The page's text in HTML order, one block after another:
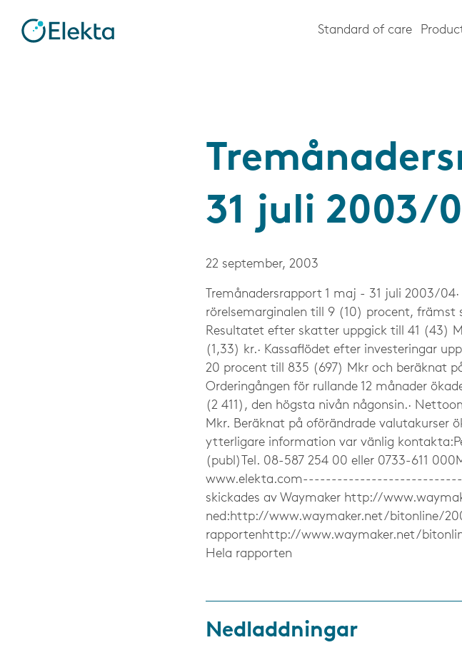
Standard of care
31 juli 2003/
22 september, 2003
Tremånadersrapport 1 maj - 31 juli 2003/
rörelsemarginalen till 9 (10) procent, främst
Resultatet efter skatter uppgick till 41 (43)
(1,33) kr.· Kassaflödet efter investeringar
20 procent till 835 (697) Mkr och beräknat
Orderingången för rullande 12 månader
(2 411), den högsta nivån någonsin.·
Mkr. Beräknat på oförändrade valutakurser
ytterligare information var vänlig
(publ)Tel. 08-587 254 00 eller 0733-611
skickades av Waymaker http://
ned:http://www.waymaker.net/bitonline/
rapportenhttp://www.waymaker.net/
Hela rapporten
Nedladdningar